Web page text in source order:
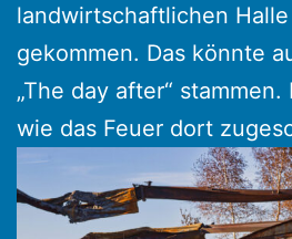
landwirtschaftlichen
gekommen. Das könnte
„The day after“
wie das Feuer dort